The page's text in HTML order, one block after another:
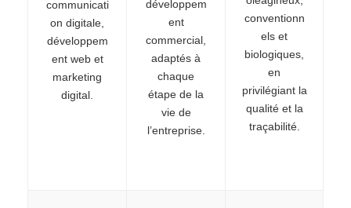
communicati
on digitale,
développem
ent web et
marketing
digital.
développem
ent
commercial,
adaptés à
chaque
étape de la
vie de
l’entreprise.
conventionn
els et
biologiques,
en
privilégiant la
qualité et la
traçabilité.